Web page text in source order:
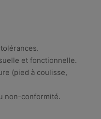
et fonctionnelle.
(pied à coulisse,
non-conformité.